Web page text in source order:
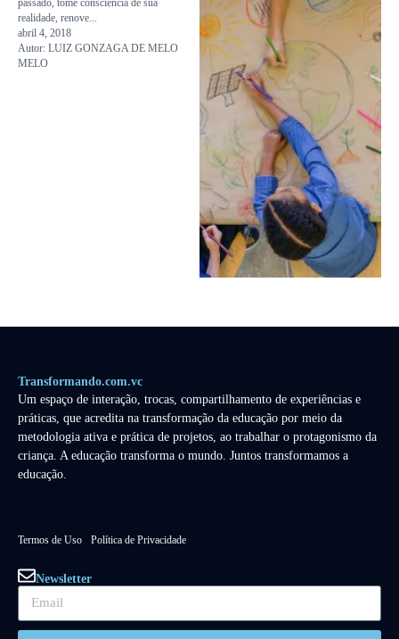
passado, tome consciência de sua
realidade, renove...
abril 4, 2018
Autor: LUIZ GONZAGA DE MELO
MELO
Transformando.com.vc
Um espaço de interação, trocas, compartilhamento de experiências e
práticas, que acredita na transformação da educação por meio da
metodologia ativa e prática de projetos, ao trabalhar o protagonismo da
criança. A educação transforma o mundo. Juntos transformamos a
educação.
Termos de Uso Política de Privacidade
Newsletter